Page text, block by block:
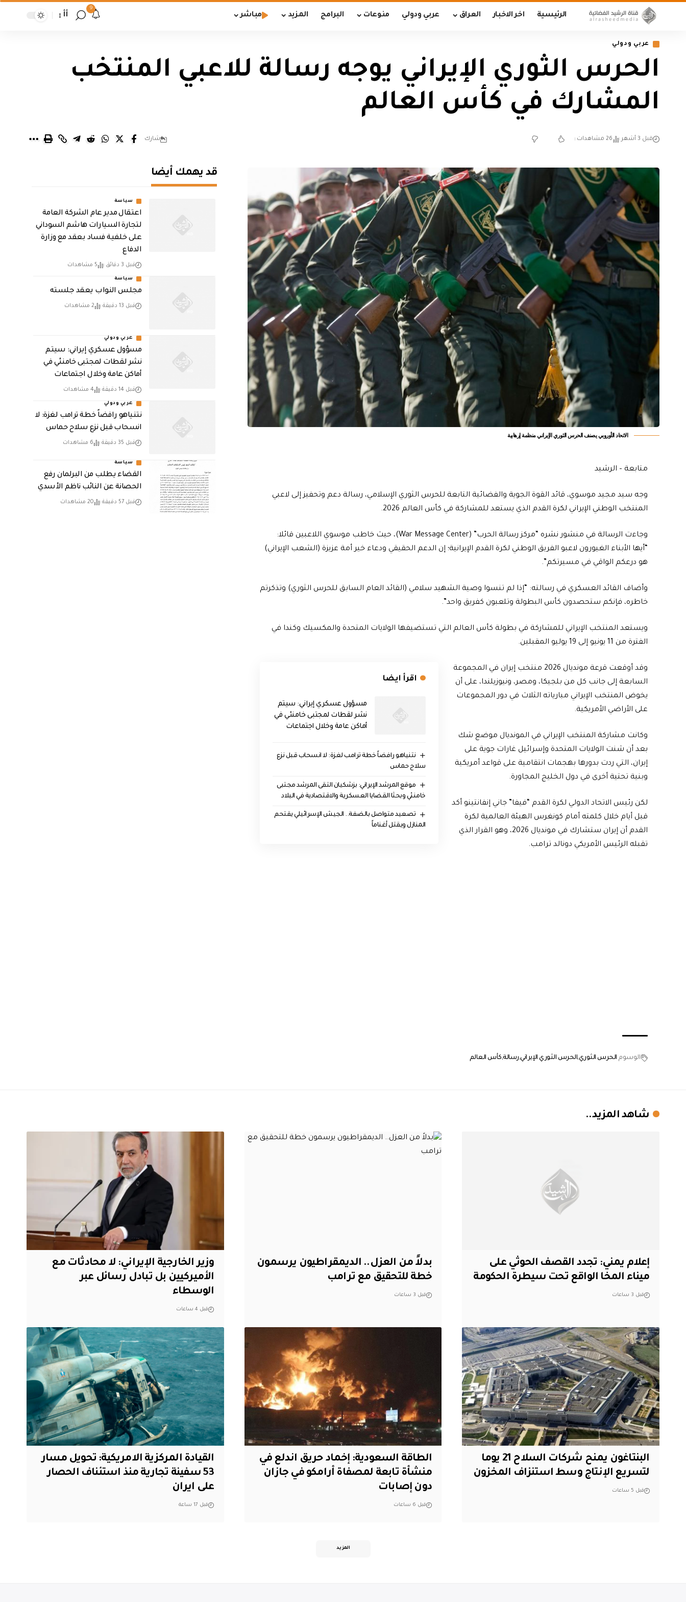
الرئيسية اخر الاخبار العراق عربي ودولي منوعات البرامج المزيد مباشر
9
أأ
عربي ودولي
الحرس الثوري الإيراني يوجه رسالة للاعبي المنتخب
المشارك في كأس العالم
قبل 3 أشهر 26 مشاهدات شارك
الاتحاد الأوروبي يصنف الحرس الثوري الإيراني منظمة إرهابية
متابعة – الرشيد
وجه سيد مجيد موسوي، قائد القوة الجوية والفضائية التابعة للحرس الثوري الإسلامي، رسالة دعم وتحفيز إلى لاعبي
المنتخب الوطني الإيراني لكرة القدم الذي يستعد للمشاركة في كأس العالم 2026.
وجاءت الرسالة في منشور نشره “مركز رسالة الحرب” (War Message Center)، حيث خاطب موسوي اللاعبين قائلا:
“أيها الأبناء الغيورون لاعبو الفريق الوطني لكرة القدم الإيرانية؛ إن الدعم الحقيقي ودعاء خير أمة عزيزة (الشعب الإيراني)
هو درعكم الواقي في مسيرتكم”.
وأضاف القائد العسكري في رسالته: “إذا لم تنسوا وصية الشهيد سلامي (القائد العام السابق للحرس الثوري) وتذكرتم
خاطره، فإنكم ستحصدون كأس البطولة وتلعبون كفريق واحد”.
ويستعد المنتخب الإيراني للمشاركة في بطولة كأس العالم التي تستضيفها الولايات المتحدة والمكسيك وكندا في
الفترة من 11 يونيو إلى 19 يوليو المقبلين.
اقرأ ايضا
مسؤول عسكري إيراني: سيتم
نشر لقطات لمجتبى خامنئي في
أماكن عامة وخلال اجتماعات
نتنياهو رافضاً خطة ترامب لغزة: لا انسحاب قبل نزع
سلاح حماس
موقع المرشد الإيراني: بزشكيان التقى المرشد مجتبى
خامنئي وبحثا القضايا العسكرية والاقتصادية في البلاد
تصعيد متواصل بالضفة.. الجيش الإسرائيلي يقتحم
المنازل ويقتل أغناماً
وقد أوقعت قرعة مونديال 2026 منتخب إيران في المجموعة
السابعة إلى جانب كل من بلجيكا، ومصر، ونيوزيلندا، على أن
يخوض المنتخب الإيراني مبارياته الثلاث في دور المجموعات
على الأراضي الأمريكية.
وكانت مشاركة المنتخب الإيراني في المونديال موضع شك
بعد أن شنت الولايات المتحدة وإسرائيل غارات جوية على
إيران، التي ردت بدورها بهجمات انتقامية على قواعد أمريكية
وبنية تحتية أخرى في دول الخليج المجاورة.
لكن رئيس الاتحاد الدولي لكرة القدم “فيفا” جاني إنفانتينو أكد
قبل أيام خلال كلمته أمام كونغرس الهيئة العالمية لكرة
القدم أن إيران ستشارك في مونديال 2026، وهو القرار الذي
تقبله الرئيس الأمريكي دونالد ترامب.
الوسوم الحرس الثوري الحرس الثوري الإيراني رسالة كأس العالم
قد يهمك أيضا
سياسة
اعتقال مدير عام الشركة العامة
لتجارة السيارات هاشم السوداني
على خلفية فساد بعقد مع وزارة
الدفاع
قبل 3 دقائق 5 مشاهدات
سياسة
مجلس النواب يعقد جلسته
قبل 13 دقيقة 2 مشاهدات
عربي ودولي
مسؤول عسكري إيراني: سيتم
نشر لقطات لمجتبى خامنئي في
أماكن عامة وخلال اجتماعات
قبل 14 دقيقة 4 مشاهدات
عربي ودولي
نتنياهو رافضاً خطة ترامب لغزة: لا
انسحاب قبل نزع سلاح حماس
قبل 35 دقيقة 6 مشاهدات
سياسة
القضاء يطلب من البرلمان رفع
الحصانة عن النائب ناظم الأسدي
قبل 57 دقيقة 20 مشاهدات
شاهد المزيد..
إعلام يمني: تجدد القصف الحوثي على
ميناء المخا الواقع تحت سيطرة الحكومة
قبل 3 ساعات
بدلاً من العزل.. الديمقراطيون يرسمون
خطة للتحقيق مع ترامب
قبل 3 ساعات
‏وزير الخارجية الإيراني: لا محادثات مع
الأميركيين بل تبادل رسائل عبر
الوسطاء
قبل 4 ساعات
البنتاغون يمنح شركات السلاح 21 يوما
لتسريع الإنتاج وسط استنزاف المخزون
قبل 5 ساعات
‏الطاقة السعودية: إخماد حريق اندلع في
منشأة تابعة لمصفاة أرامكو في جازان
دون إصابات
قبل 6 ساعات
القيادة المركزية الامريكية: تحويل مسار
53 سفينة تجارية منذ استئناف الحصار
على ايران
قبل 17 ساعة
المزيد